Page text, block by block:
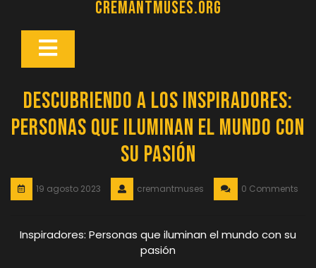
cremantmuses.org
Botón
Descubriendo a los Inspiradores:
Personas que Iluminan el Mundo con
su Pasión
19 agosto 2023 cremantmuses 0 Comments
Inspiradores: Personas que iluminan el mundo con su
pasión